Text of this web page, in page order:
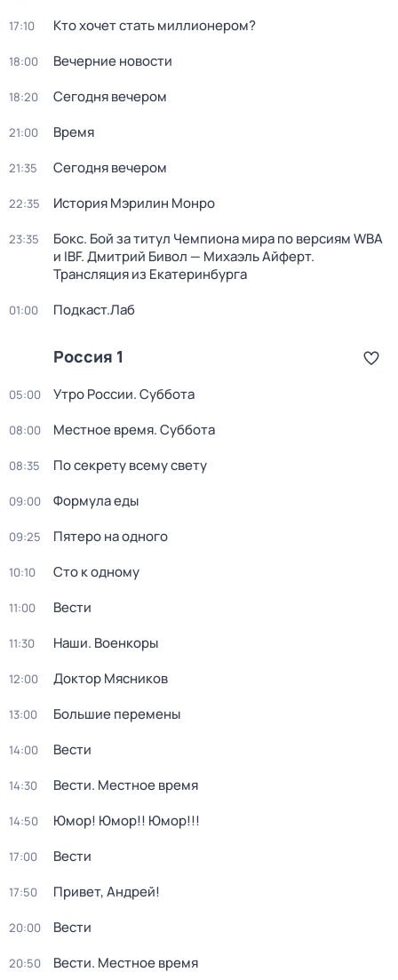
17:10 Кто хочет стать миллионером?
18:00 Вечерние новости
18:20 Сегодня вечером
21:00 Время
21:35 Сегодня вечером
22:35 История Мэрилин Монро
23:35
Бокс. Бой за титул Чемпиона мира по версиям WBA
и IBF. Дмитрий Бивол — Михаэль Айферт.
Трансляция из Екатеринбурга
01:00 Подкаст.Лаб
Россия 1
05:00 Утро России. Суббота
08:00 Местное время. Суббота
08:35 По секрету всему свету
09:00 Формула еды
09:25 Пятеро на одного
10:10 Сто к одному
11:00 Вести
11:30 Наши. Военкоры
12:00 Доктор Мясников
13:00 Большие перемены
14:00 Вести
14:30 Вести. Местное время
14:50 Юмор! Юмор!! Юмор!!!
17:00 Вести
17:50 Привет, Андрей!
20:00 Вести
20:50 Вести. Местное время